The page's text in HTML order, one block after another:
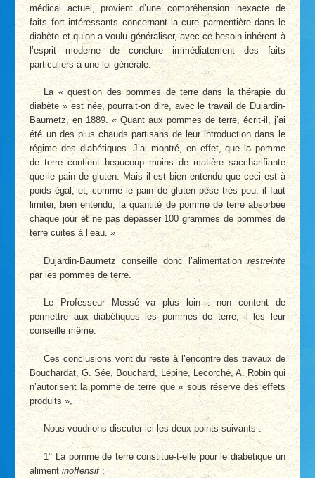
médical actuel, provient d’une compréhension inexacte de
faits fort intéressants concernant la cure parmentière dans le
diabète et qu’on a voulu généraliser, avec ce besoin inhérent à
l’esprit moderne de conclure immédiatement des faits
particuliers à une loi générale.
La « question des pommes de terre dans la thérapie du
diabète » est née, pourrait-on dire, avec le travail de Dujardin-
Baumetz, en 1889. « Quant aux pommes de terre, écrit-il, j’ai
été un des plus chauds partisans de leur introduction dans le
régime des diabétiques. J’ai montré, en effet, que la pomme
de terre contient beaucoup moins de matière saccharifiante
que le pain de gluten. Mais il est bien entendu que ceci est à
poids égal, et, comme le pain de gluten pèse très peu, il faut
limiter, bien entendu, la quantité de pomme de terre absorbée
chaque jour et ne pas dépasser 100 grammes de pommes de
terre cuites à l’eau. »
Dujardin-Baumetz conseille donc l’alimentationrestreinte
par les pommes de terre.
Le Professeur Mossé va plus loin : non content de
permettre aux diabétiques les pommes de terre, il les leur
conseille même.
Ces conclusions vont du reste à l’encontre des travaux de
Bouchardat, G. Sée, Bouchard, Lépine, Lecorché, A. Robin qui
n’autorisent la pomme de terre que « sous réserve des effets
produits »,
Nous voudrions discuter ici les deux points suivants :
1° La pomme de terre constitue-t-elle pour le diabétique un
alimentinoffensif;